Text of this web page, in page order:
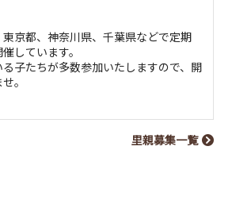
京都、神奈川県、千葉県などで定期
しています。
子たちが多数参加いたしますので、開
。
里親募集一覧